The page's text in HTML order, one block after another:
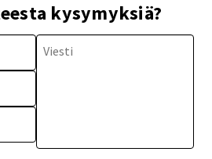
kysymyksiä?